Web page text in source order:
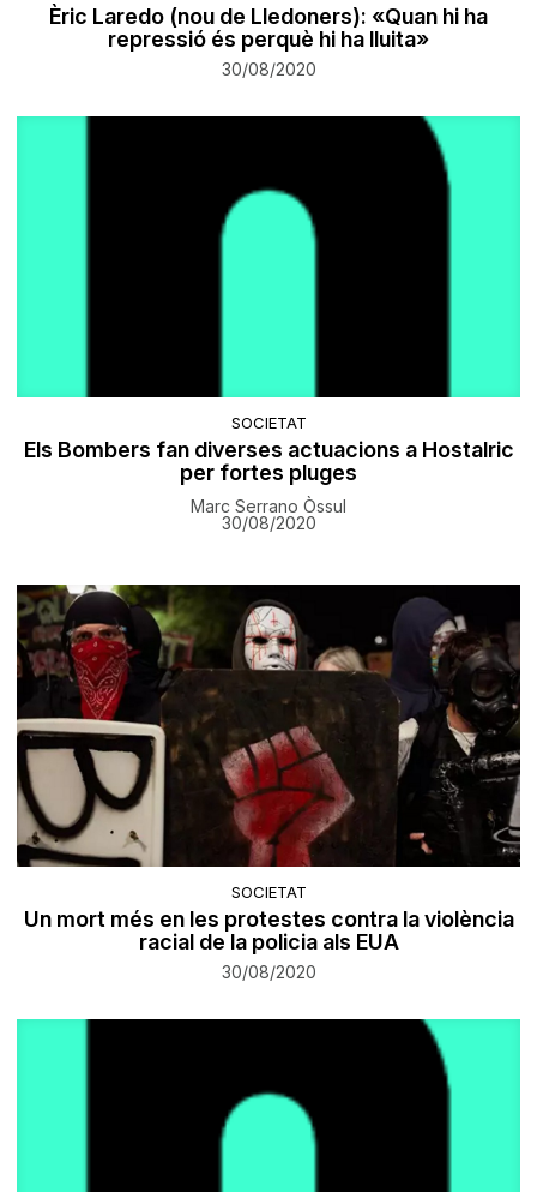
Èric Laredo (nou de Lledoners): «Quan hi ha
repressió és perquè hi ha lluita»
30/08/2020
SOCIETAT
Els Bombers fan diverses actuacions a Hostalric
per fortes pluges
Marc Serrano Òssul
30/08/2020
SOCIETAT
Un mort més en les protestes contra la violència
racial de la policia als EUA
30/08/2020